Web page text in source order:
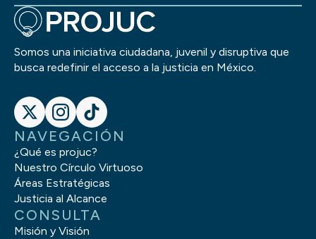
Somos una iniciativa ciudadana, juvenil y disruptiva que
busca redefinir el acceso a la justicia en México.
NAVEGACIÓN
¿Qué es projuc?
Nuestro Círculo Virtuoso
Áreas Estratégicas
Justicia al Alcance
CONSULTA
Misión y Visión